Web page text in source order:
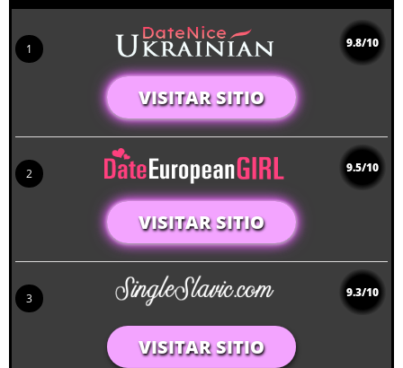
1 9.8/10
VISITAR SITIO
2 9.5/10
VISITAR SITIO
3 9.3/10
VISITAR SITIO